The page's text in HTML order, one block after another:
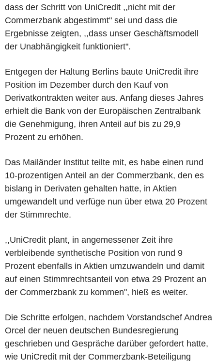
dass der Schritt von UniCredit ,,nicht mit der
Commerzbank abgestimmt" sei und dass die
Ergebnisse zeigten, ,,dass unser Geschäftsmodell
der Unabhängigkeit funktioniert".
Entgegen der Haltung Berlins baute UniCredit ihre
Position im Dezember durch den Kauf von
Derivatkontrakten weiter aus. Anfang dieses Jahres
erhielt die Bank von der Europäischen Zentralbank
die Genehmigung, ihren Anteil auf bis zu 29,9
Prozent zu erhöhen.
Das Mailänder Institut teilte mit, es habe einen rund
10-prozentigen Anteil an der Commerzbank, den es
bislang in Derivaten gehalten hatte, in Aktien
umgewandelt und verfüge nun über etwa 20 Prozent
der Stimmrechte.
,,UniCredit plant, in angemessener Zeit ihre
verbleibende synthetische Position von rund 9
Prozent ebenfalls in Aktien umzuwandeln und damit
auf einen Stimmrechtsanteil von etwa 29 Prozent an
der Commerzbank zu kommen", hieß es weiter.
Die Schritte erfolgen, nachdem Vorstandschef Andrea
Orcel der neuen deutschen Bundesregierung
geschrieben und Gespräche darüber gefordert hatte,
wie UniCredit mit der Commerzbank-Beteiligung